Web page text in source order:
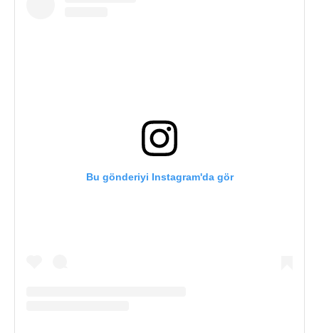
Bu gönderiyi Instagram'da gör